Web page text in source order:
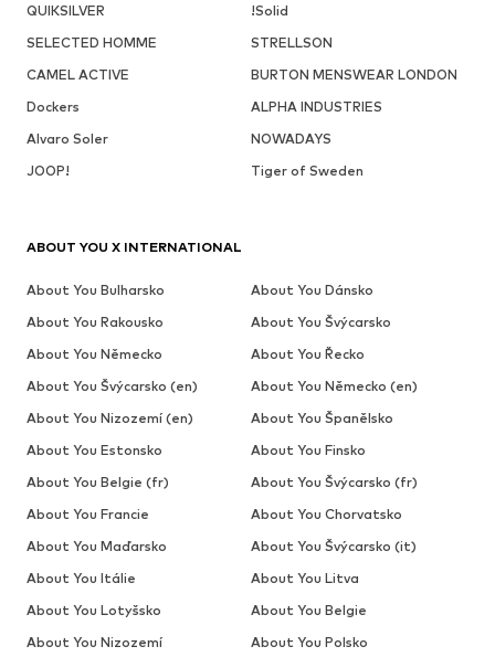
QUIKSILVER
!Solid
SELECTED HOMME
STRELLSON
CAMEL ACTIVE
BURTON MENSWEAR LONDON
Dockers
ALPHA INDUSTRIES
Alvaro Soler
NOWADAYS
JOOP!
Tiger of Sweden
ABOUT YOU X INTERNATIONAL
About You Bulharsko
About You Dánsko
About You Rakousko
About You Švýcarsko
About You Německo
About You Řecko
About You Švýcarsko (en)
About You Německo (en)
About You Nizozemí (en)
About You Španělsko
About You Estonsko
About You Finsko
About You Belgie (fr)
About You Švýcarsko (fr)
About You Francie
About You Chorvatsko
About You Maďarsko
About You Švýcarsko (it)
About You Itálie
About You Litva
About You Lotyšsko
About You Belgie
About You Nizozemí
About You Polsko